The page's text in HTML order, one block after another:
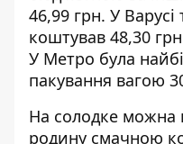
46,99 грн. У
коштував 48,30
У Метро була
пакування вагою
На солодке можна
родину смачною